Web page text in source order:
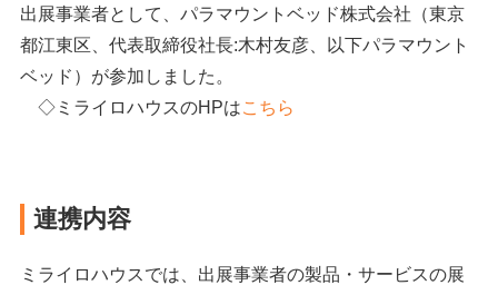
出展事業者として、パラマウントベッド株式会社（東京
都江東区、代表取締役社長:木村友彦、以下パラマウント
ベッド）が参加しました。
◇ミライロハウスのHPはこちら
連携内容
ミライロハウスでは、出展事業者の製品・サービスの展